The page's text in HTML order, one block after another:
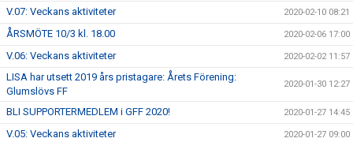
V.07: Veckans aktiviteter 2020-02-10 08:21
ÅRSMÖTE 10/3 kl. 18.00 2020-02-06 17:00
V.06: Veckans aktiviteter 2020-02-02 11:57
LISA har utsett 2019 års pristagare: Årets Förening:
Glumslövs FF
2020-01-30 12:27
BLI SUPPORTERMEDLEM i GFF 2020! 2020-01-27 14:45
V.05: Veckans aktiviteter 2020-01-27 09:00